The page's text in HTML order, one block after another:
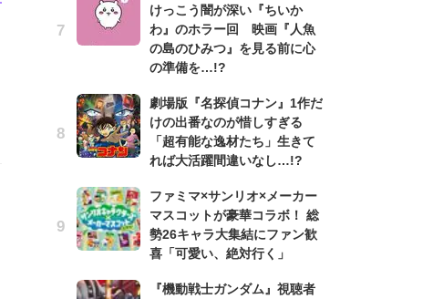
けっこう闇が深い『ちいか
わ』のホラー回 映画『人魚
の島のひみつ』を見る前に心
の準備を…!?
劇場版『名探偵コナン』1作だ
けの出番なのが惜しすぎる
「超有能な逸材たち」生きて
れば大活躍間違いなし…!?
ファミマ×サンリオ×メーカー
マスコットが豪華コラボ！ 総
勢26キャラ大集結にファン歓
喜「可愛い、絶対行く」
『機動戦士ガンダム』視聴者